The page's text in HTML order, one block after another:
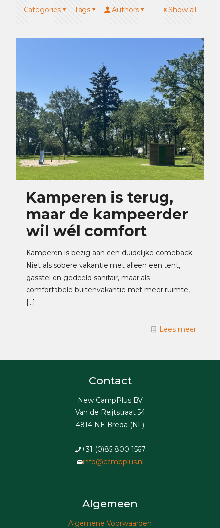
Categories Tags Authors Show all
Kamperen is terug,
maar de kampeerder
wil wél comfort
Kamperen is bezig aan een duidelijke comeback.
Niet als sobere vakantie met alleen een tent,
gasstel en gedeeld sanitair, maar als
comfortabele buitenvakantie met meer ruimte,
[…]
Lees meer
Contact
New CampPlus BV
Van de Reijtstraat 54
4814 NE Breda (NL)
+31 (0)85 800 1567
info@campplus.nl
Algemeen
Algemene Voorwaarden